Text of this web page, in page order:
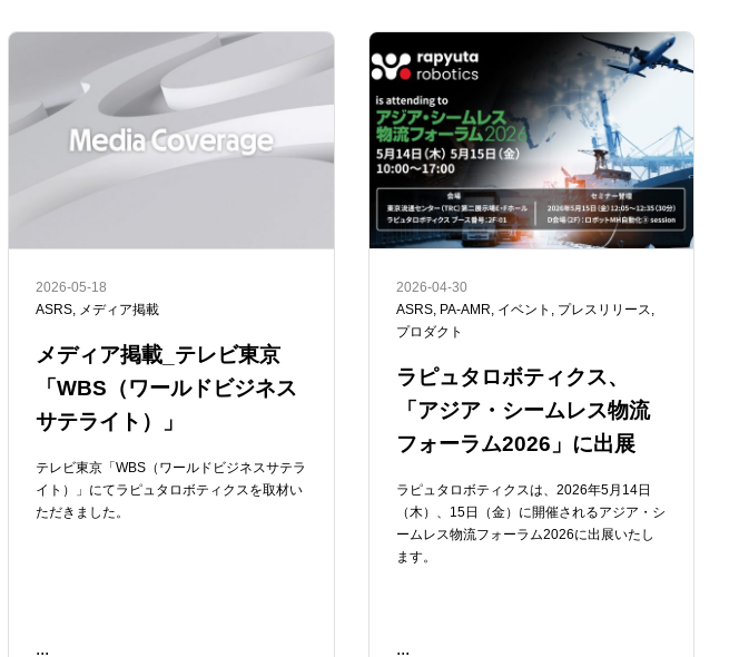
2026-05-18
ASRS, メディア掲載
メディア掲載_テレビ東京
「WBS（ワールドビジネス
サテライト）」
テレビ東京「WBS（ワールドビジネスサテラ
イト）」にてラピュタロボティクスを取材い
ただきました。
...
READ ME
2026-04-30
ASRS, PA-AMR, イベント , プレスリリース,
プロダクト
ラピュタロボティクス、
「アジア・シームレス物流
フォーラム2026」に出展
ラピュタロボティクスは、2026年5月14日
（木）、15日（金）に開催されるアジア・シ
ームレス物流フォーラム2026に出展いたし
ます。
...
READ ME